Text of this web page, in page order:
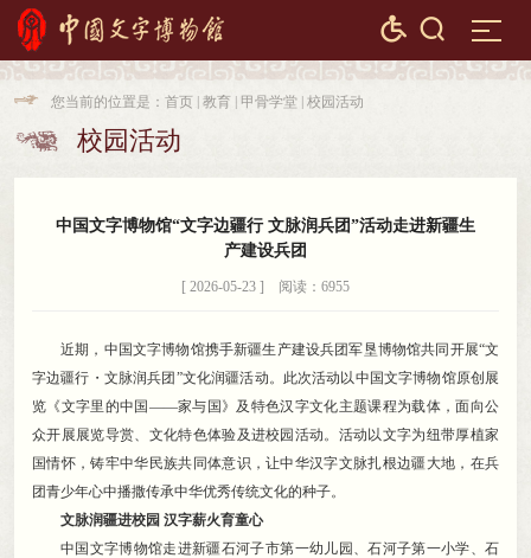
 
 校园活动
 您当前的位置是： 首页 教育 甲骨学堂 校园活动
中国文字博物馆“文字边疆行 文脉润兵团”活动走进新疆生
产建设兵团
[ 2026-05-23 ] 阅读：6955
近期 ， 中国文字博物馆携手新疆生产建设兵团军垦博物馆共同开展“文
字边疆行・文脉润兵团”文化润疆活动。此次活动以中国文字博物馆原创展
览《文字里的中国——家与国》及特色汉字文化主题课程为载体 ，面向公
众开展展览导赏、文化特色体验及进校园活动。活动以文字为纽带厚植家
国情怀，铸牢中华民族共同体意识，让中华汉字文脉扎根边疆大地 ， 在兵
团青少年心中播撒传承中华优秀传统文化的种子。
文脉润疆进校园 汉字薪火育童心
中国文字博物馆走进新疆石河子市第一幼儿园、石河子第一小学、石